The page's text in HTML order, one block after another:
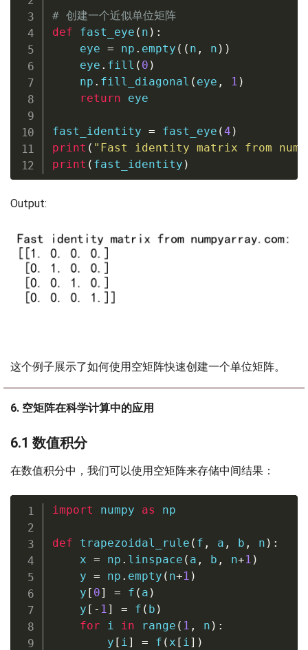
# 创建一个近似单位矩阵
def
fast_eye ( n ) :
    eye
= np . empty ( ( n , n ) )
    eye
. fill ( 0 )
    np
. fill_diagonal ( eye , 1 )
return eye
fast_identity = fast_eye (4 )
print ( "Fast identity matrix from
print ( fast_identity )
Output:
这个例子展示了如何使用空矩阵快速创建一个单位矩阵。
6. 空矩阵在科学计算中的应用
6.1 数值积分
在数值积分中，我们可以使用空矩阵来存储中间结果：
import numpy as np
def trapezoidal_rule ( f , a , b , n ) :
    x
= np . linspace ( a , b , n+1 )
    y
= np . empty ( n+1 )
    y
[ 0] = f ( a )
    y
[ - 1] = f ( b )
for i in range ( 1 , n ) :
        y
[ i] = f ( x [ i] )